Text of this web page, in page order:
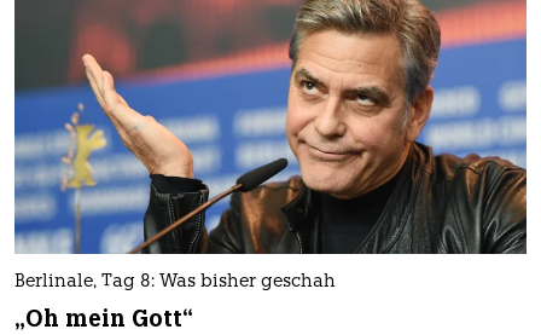
Berlinale, Tag 8: Was bisher geschah
„Oh mein Gott“